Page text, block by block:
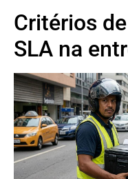
Critérios
SLA na